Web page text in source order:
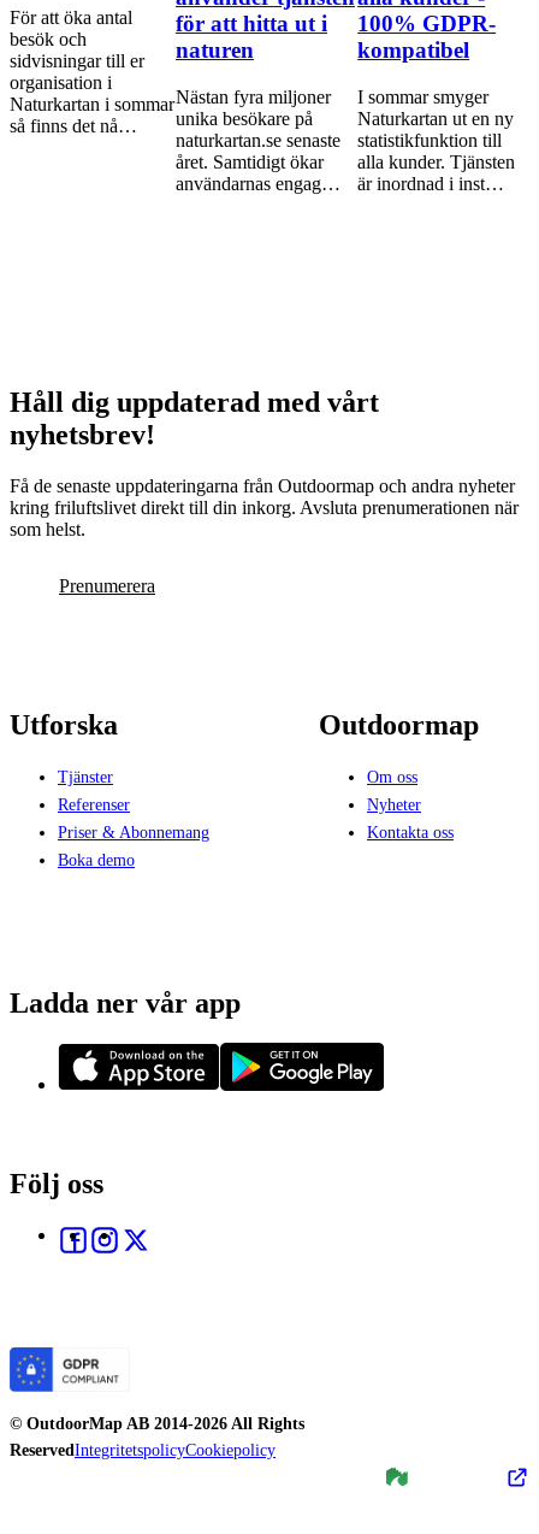
För att öka antal
besök och
sidvisningar till er
organisation i
Naturkartan i sommar
så finns det nå…
för att hitta ut i
naturen
Nästan fyra miljoner
unika besökare på
naturkartan.se senaste
året. Samtidigt ökar
användarnas engag…
100% GDPR-
kompatibel
I sommar smyger
Naturkartan ut en ny
statistikfunktion till
alla kunder. Tjänsten
är inordnad i inst…
Håll dig uppdaterad med vårt
nyhetsbrev!
Få de senaste uppdateringarna från Outdoormap och andra nyheter
kring friluftslivet direkt till din inkorg. Avsluta prenumerationen när
som helst.
Prenumerera
Utforska
Tjänster
Referenser
Priser & Abonnemang
Boka demo
Outdoormap
Om oss
Nyheter
Kontakta oss
Ladda ner vår app
Följ oss
© OutdoorMap AB 2014-2026 All Rights
ReservedIntegritetspolicyCookiepolicy